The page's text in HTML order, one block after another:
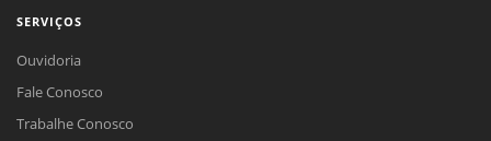
SERVIÇOS
Ouvidoria
Fale Conosco
Trabalhe Conosco